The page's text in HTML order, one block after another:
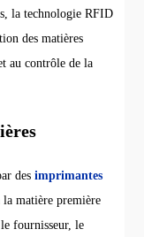
la technologie RFID
des matières
au contrôle de la
desimprimantes
la matière première
fournisseur, le